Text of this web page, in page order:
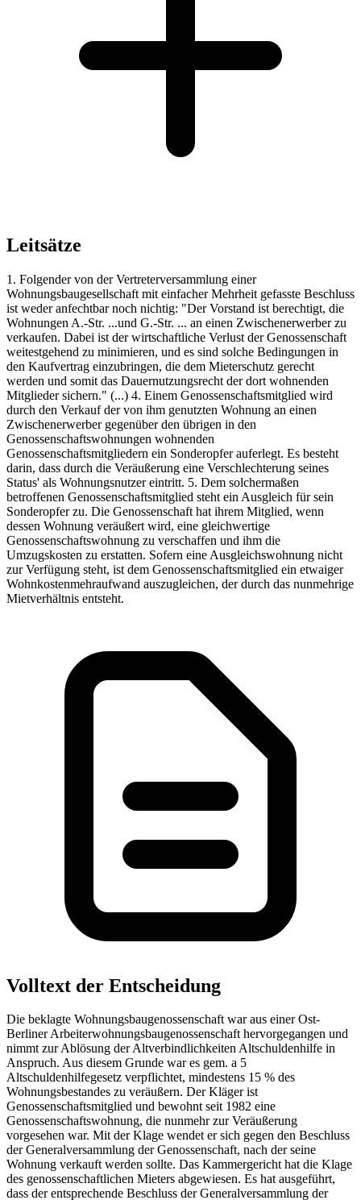
Leitsätze
1. Folgender von der Vertreterversammlung einer
Wohnungsbaugesellschaft mit einfacher Mehrheit gefasste Beschluss
ist weder anfechtbar noch nichtig: "Der Vorstand ist berechtigt, die
Wohnungen A.-Str. ...und G.-Str. ... an einen Zwischenerwerber zu
verkaufen. Dabei ist der wirtschaftliche Verlust der Genossenschaft
weitestgehend zu minimieren, und es sind solche Bedingungen in
den Kaufvertrag einzubringen, die dem Mieterschutz gerecht
werden und somit das Dauernutzungsrecht der dort wohnenden
Mitglieder sichern." (...) 4. Einem Genossenschaftsmitglied wird
durch den Verkauf der von ihm genutzten Wohnung an einen
Zwischenerwerber gegenüber den übrigen in den
Genossenschaftswohnungen wohnenden
Genossenschaftsmitgliedern ein Sonderopfer auferlegt. Es besteht
darin, dass durch die Veräußerung eine Verschlechterung seines
Status' als Wohnungsnutzer eintritt. 5. Dem solchermaßen
betroffenen Genossenschaftsmitglied steht ein Ausgleich für sein
Sonderopfer zu. Die Genossenschaft hat ihrem Mitglied, wenn
dessen Wohnung veräußert wird, eine gleichwertige
Genossenschaftswohnung zu verschaffen und ihm die
Umzugskosten zu erstatten. Sofern eine Ausgleichswohnung nicht
zur Verfügung steht, ist dem Genossenschaftsmitglied ein etwaiger
Wohnkostenmehraufwand auszugleichen, der durch das nunmehrige
Mietverhältnis entsteht.
Volltext der Entscheidung
Die beklagte Wohnungsbaugenossenschaft war aus einer Ost-
Berliner Arbeiterwohnungsbaugenossenschaft hervorgegangen und
nimmt zur Ablösung der Altverbindlichkeiten Altschuldenhilfe in
Anspruch. Aus diesem Grunde war es gem. a 5
Altschuldenhilfegesetz verpflichtet, mindestens 15 % des
Wohnungsbestandes zu veräußern. Der Kläger ist
Genossenschaftsmitglied und bewohnt seit 1982 eine
Genossenschaftswohnung, die nunmehr zur Veräußerung
vorgesehen war. Mit der Klage wendet er sich gegen den Beschluss
der Generalversammlung der Genossenschaft, nach der seine
Wohnung verkauft werden sollte. Das Kammergericht hat die Klage
des genossenschaftlichen Mieters abgewiesen. Es hat ausgeführt,
dass der entsprechende Beschluss der Generalversammlung der